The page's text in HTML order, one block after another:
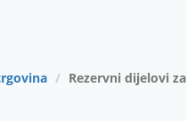
Rezervni dijelovi